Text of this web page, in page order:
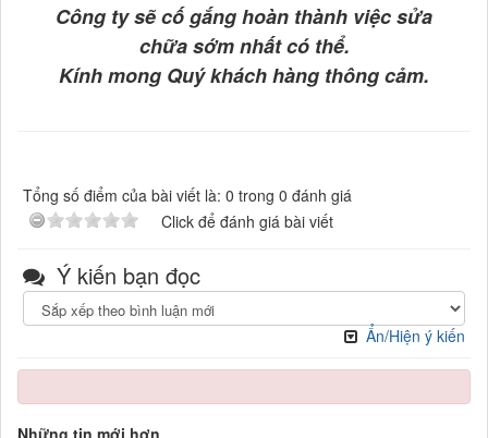
Công ty sẽ cố gắng hoàn thành việc sửa
chữa sớm nhất có thể.
Kính mong Quý khách hàng thông cảm.
Tổng số điểm của bài viết là: 0 trong 0 đánh giá
Click để đánh giá bài viết
Ý kiến bạn đọc
Ẩn/Hiện ý kiến
Những tin mới hơn